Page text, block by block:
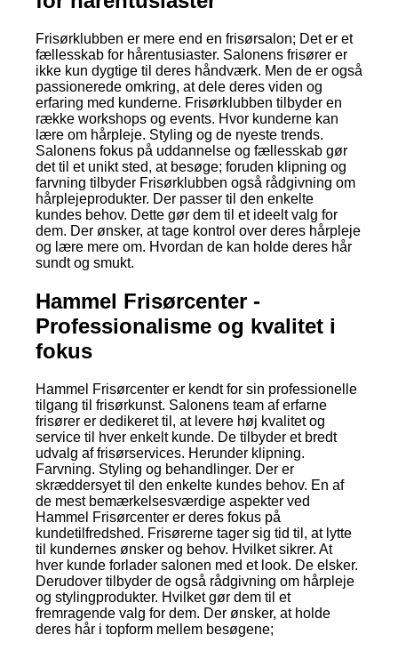
Frisørklubben er mere end en frisørsalon; Det er et
fællesskab for hårentusiaster. Salonens frisører er
ikke kun dygtige til deres håndværk. Men de er også
passionerede omkring, at dele deres viden og
erfaring med kunderne. Frisørklubben tilbyder en
række workshops og events. Hvor kunderne kan
lære om hårpleje. Styling og de nyeste trends.
Salonens fokus på uddannelse og fællesskab gør
det til et unikt sted, at besøge; foruden klipning og
farvning tilbyder Frisørklubben også rådgivning om
hårplejeprodukter. Der passer til den enkelte
kundes behov. Dette gør dem til et ideelt valg for
dem. Der ønsker, at tage kontrol over deres hårpleje
og lære mere om. Hvordan de kan holde deres hår
sundt og smukt.
Hammel Frisørcenter -
Professionalisme og kvalitet i
fokus
Hammel Frisørcenter er kendt for sin professionelle
tilgang til frisørkunst. Salonens team af erfarne
frisører er dedikeret til, at levere høj kvalitet og
service til hver enkelt kunde. De tilbyder et bredt
udvalg af frisørservices. Herunder klipning.
Farvning. Styling og behandlinger. Der er
skræddersyet til den enkelte kundes behov. En af
de mest bemærkelsesværdige aspekter ved
Hammel Frisørcenter er deres fokus på
kundetilfredshed. Frisørerne tager sig tid til, at lytte
til kundernes ønsker og behov. Hvilket sikrer. At
hver kunde forlader salonen med et look. De elsker.
Derudover tilbyder de også rådgivning om hårpleje
og stylingprodukter. Hvilket gør dem til et
fremragende valg for dem. Der ønsker, at holde
deres hår i topform mellem besøgene;